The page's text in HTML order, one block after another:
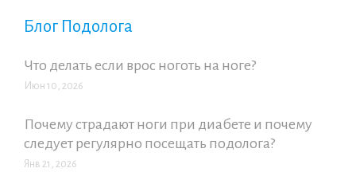
Блог Подолога
Что делать если врос ноготь на ноге?
Июн 10, 2026
Почему страдают ноги при диабете и почему
следует регулярно посещать подолога?
Янв 21, 2026